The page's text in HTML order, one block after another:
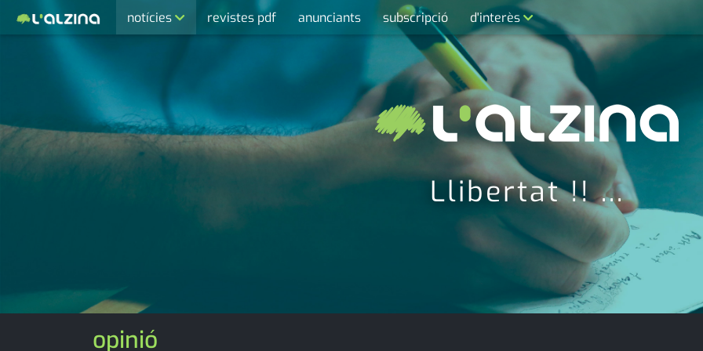
notícies
agenda
cultura
medi ambient
revistes pdf anunciants subscripció d'interès
farmàcies
telèfons
calendari
Llibertat !! ...
opinió